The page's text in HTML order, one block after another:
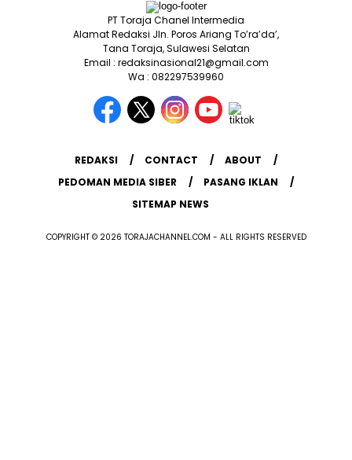
PT Toraja Chanel Intermedia
Alamat Redaksi Jln. Poros Ariang To’ra’da’,
Tana Toraja, Sulawesi Selatan
Email : redaksinasional21@gmail.com
Wa : 082297539960
REDAKSI CONTACT
ABOUT
PEDOMAN MEDIA SIBER
PASANG IKLAN
SITEMAP NEWS
COPYRIGHT © 2026 TORAJACHANNEL.COM - ALL RIGHTS RESERVED